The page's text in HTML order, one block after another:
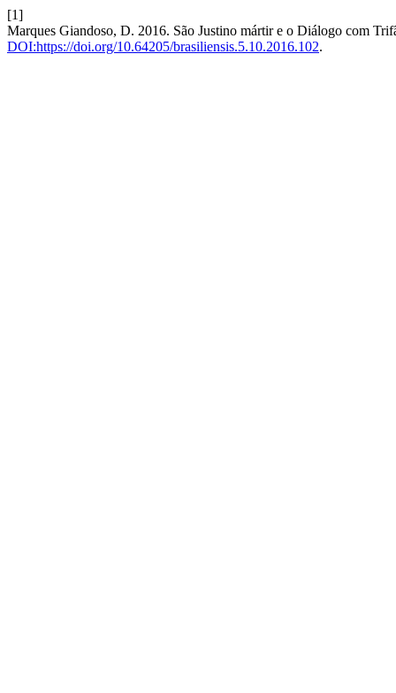
[1]
Marques Giandoso, D. 2016. São Justino mártir e o Diálogo com
DOI:https://doi.org/10.64205/brasiliensis.5.10.2016.102.